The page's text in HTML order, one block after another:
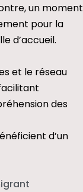
un moment
pour la
d’accueil.
et le réseau
des
d’un